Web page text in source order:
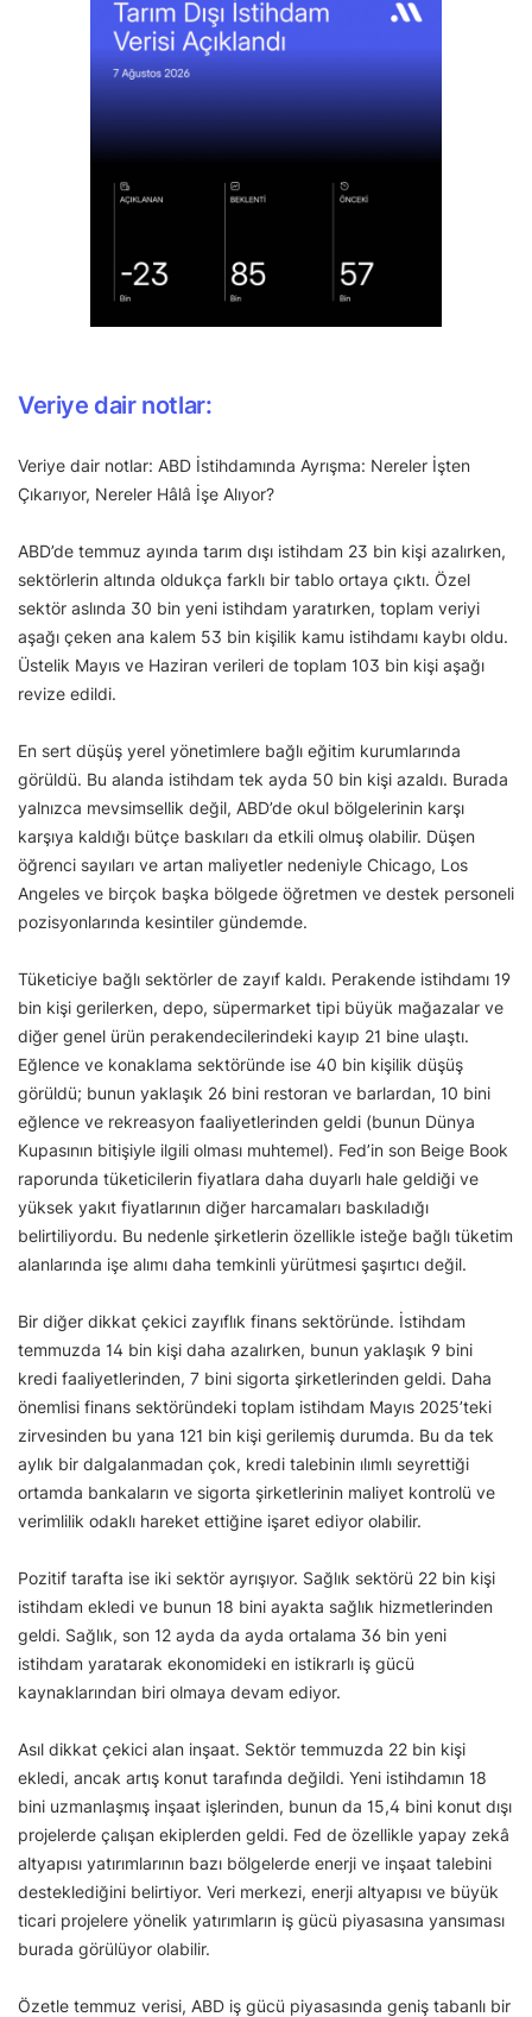
Veriye dair notlar:
Veriye dair notlar: ABD İstihdamında Ayrışma: Nereler İşten
Çıkarıyor, Nereler Hâlâ İşe Alıyor?
ABD’de temmuz ayında tarım dışı istihdam 23 bin kişi azalırken,
sektörlerin altında oldukça farklı bir tablo ortaya çıktı. Özel
sektör aslında 30 bin yeni istihdam yaratırken, toplam veriyi
aşağı çeken ana kalem 53 bin kişilik kamu istihdamı kaybı oldu.
Üstelik Mayıs ve Haziran verileri de toplam 103 bin kişi aşağı
revize edildi.
En sert düşüş yerel yönetimlere bağlı eğitim kurumlarında
görüldü. Bu alanda istihdam tek ayda 50 bin kişi azaldı. Burada
yalnızca mevsimsellik değil, ABD’de okul bölgelerinin karşı
karşıya kaldığı bütçe baskıları da etkili olmuş olabilir. Düşen
öğrenci sayıları ve artan maliyetler nedeniyle Chicago, Los
Angeles ve birçok başka bölgede öğretmen ve destek personeli
pozisyonlarında kesintiler gündemde.
Tüketiciye bağlı sektörler de zayıf kaldı. Perakende istihdamı 19
bin kişi gerilerken, depo, süpermarket tipi büyük mağazalar ve
diğer genel ürün perakendecilerindeki kayıp 21 bine ulaştı.
Eğlence ve konaklama sektöründe ise 40 bin kişilik düşüş
görüldü; bunun yaklaşık 26 bini restoran ve barlardan, 10 bini
eğlence ve rekreasyon faaliyetlerinden geldi (bunun Dünya
Kupasının bitişiyle ilgili olması muhtemel). Fed’in son Beige Book
raporunda tüketicilerin fiyatlara daha duyarlı hale geldiği ve
yüksek yakıt fiyatlarının diğer harcamaları baskıladığı
belirtiliyordu. Bu nedenle şirketlerin özellikle isteğe bağlı tüketim
alanlarında işe alımı daha temkinli yürütmesi şaşırtıcı değil.
Bir diğer dikkat çekici zayıflık finans sektöründe. İstihdam
temmuzda 14 bin kişi daha azalırken, bunun yaklaşık 9 bini
kredi faaliyetlerinden, 7 bini sigorta şirketlerinden geldi. Daha
önemlisi finans sektöründeki toplam istihdam Mayıs 2025’teki
zirvesinden bu yana 121 bin kişi gerilemiş durumda. Bu da tek
aylık bir dalgalanmadan çok, kredi talebinin ılımlı seyrettiği
ortamda bankaların ve sigorta şirketlerinin maliyet kontrolü ve
verimlilik odaklı hareket ettiğine işaret ediyor olabilir.
Pozitif tarafta ise iki sektör ayrışıyor. Sağlık sektörü 22 bin kişi
istihdam ekledi ve bunun 18 bini ayakta sağlık hizmetlerinden
geldi. Sağlık, son 12 ayda da ayda ortalama 36 bin yeni
istihdam yaratarak ekonomideki en istikrarlı iş gücü
kaynaklarından biri olmaya devam ediyor.
Asıl dikkat çekici alan inşaat. Sektör temmuzda 22 bin kişi
ekledi, ancak artış konut tarafında değildi. Yeni istihdamın 18
bini uzmanlaşmış inşaat işlerinden, bunun da 15,4 bini konut dışı
projelerde çalışan ekiplerden geldi. Fed de özellikle yapay zekâ
altyapısı yatırımlarının bazı bölgelerde enerji ve inşaat talebini
desteklediğini belirtiyor. Veri merkezi, enerji altyapısı ve büyük
ticari projelere yönelik yatırımların iş gücü piyasasına yansıması
burada görülüyor olabilir.
Özetle temmuz verisi, ABD iş gücü piyasasında geniş tabanlı bir